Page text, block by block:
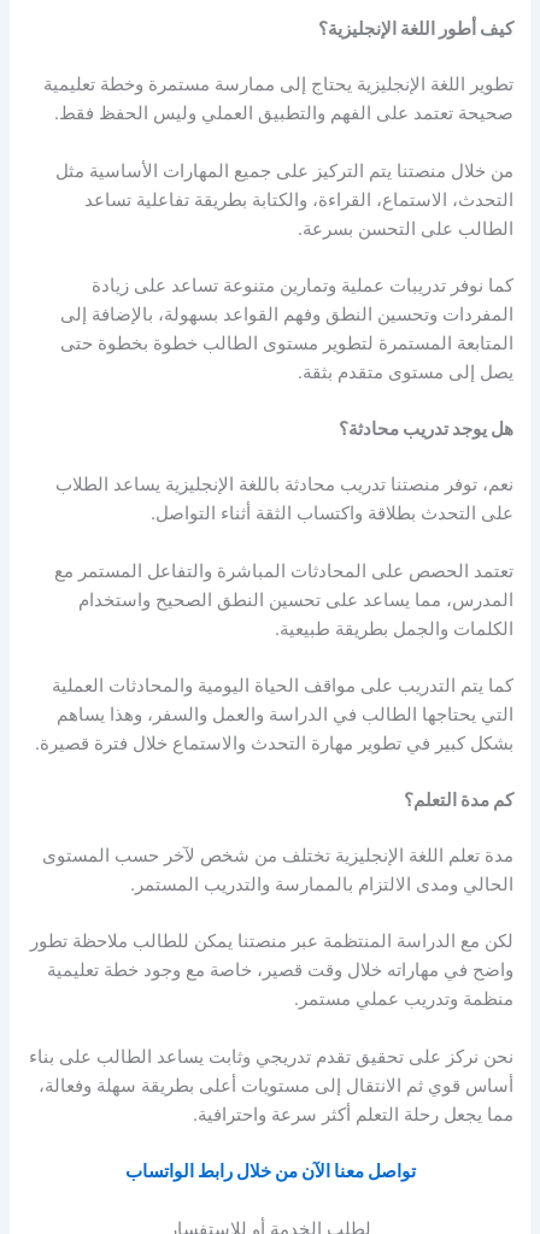
كيف أطور اللغة الإنجليزية؟
تطوير اللغة الإنجليزية يحتاج إلى ممارسة مستمرة وخطة تعليمية
صحيحة تعتمد على الفهم والتطبيق العملي وليس الحفظ فقط.
من خلال منصتنا يتم التركيز على جميع المهارات الأساسية مثل
التحدث، الاستماع، القراءة، والكتابة بطريقة تفاعلية تساعد
الطالب على التحسن بسرعة.
كما نوفر تدريبات عملية وتمارين متنوعة تساعد على زيادة
المفردات وتحسين النطق وفهم القواعد بسهولة، بالإضافة إلى
المتابعة المستمرة لتطوير مستوى الطالب خطوة بخطوة حتى
يصل إلى مستوى متقدم بثقة.
هل يوجد تدريب محادثة؟
نعم، توفر منصتنا تدريب محادثة باللغة الإنجليزية يساعد الطلاب
على التحدث بطلاقة واكتساب الثقة أثناء التواصل.
تعتمد الحصص على المحادثات المباشرة والتفاعل المستمر مع
المدرس، مما يساعد على تحسين النطق الصحيح واستخدام
الكلمات والجمل بطريقة طبيعية.
كما يتم التدريب على مواقف الحياة اليومية والمحادثات العملية
التي يحتاجها الطالب في الدراسة والعمل والسفر، وهذا يساهم
بشكل كبير في تطوير مهارة التحدث والاستماع خلال فترة قصيرة.
كم مدة التعلم؟
مدة تعلم اللغة الإنجليزية تختلف من شخص لآخر حسب المستوى
الحالي ومدى الالتزام بالممارسة والتدريب المستمر.
لكن مع الدراسة المنتظمة عبر منصتنا يمكن للطالب ملاحظة تطور
واضح في مهاراته خلال وقت قصير، خاصة مع وجود خطة تعليمية
منظمة وتدريب عملي مستمر.
نحن نركز على تحقيق تقدم تدريجي وثابت يساعد الطالب على بناء
أساس قوي ثم الانتقال إلى مستويات أعلى بطريقة سهلة وفعالة،
مما يجعل رحلة التعلم أكثر سرعة واحترافية.
تواصل معنا الآن من خلال رابط الواتساب
لطلب الخدمة أو للإستفسار